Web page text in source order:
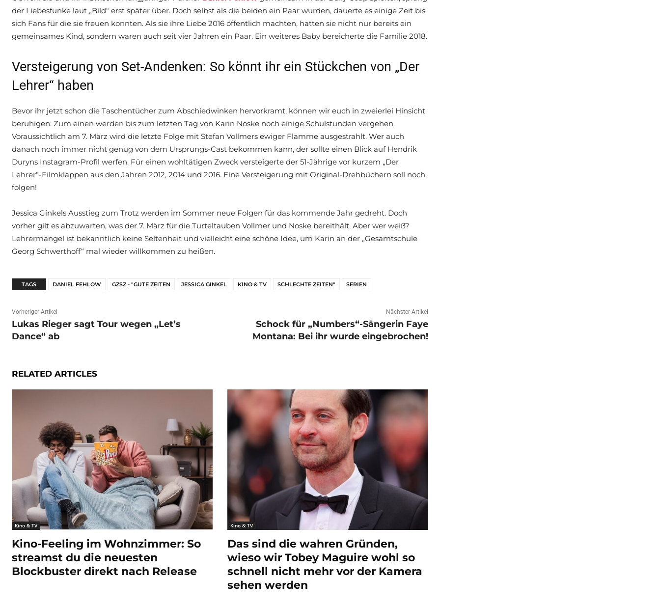
der Liebesfunke laut „Bild“ erst später über. Doch selbst als die beiden ein Paar wurden, dauerte es einige Zeit bis
sich Fans für die sie freuen konnten. Als sie ihre Liebe 2016 öffentlich machten, hatten sie nicht nur bereits ein
gemeinsames Kind, sondern waren auch seit vier Jahren ein Paar. Ein weiteres Baby bereicherte die Familie 2018.
Versteigerung von Set-Andenken: So könnt ihr ein Stückchen von „Der
Lehrer“ haben
Bevor ihr jetzt schon die Taschentücher zum Abschiedwinken hervorkramt, können wir euch in zweierlei Hinsicht
beruhigen: Zum einen werden bis zum letzten Tag von Karin Noske noch einige Schulstunden vergehen.
Voraussichtlich am 7. März wird die letzte Folge mit Stefan Vollmers ewiger Flamme ausgestrahlt. Wer auch
danach noch immer nicht genug von dem Ursprungs-Cast bekommen kann, der sollte einen Blick auf Hendrik
Duryns Instagram-Profil werfen. Für einen wohltätigen Zweck versteigerte der 51-Jährige vor kurzem „Der
Lehrer“-Filmklappen aus den Jahren 2012, 2014 und 2016. Eine Versteigerung mit Original-Drehbüchern soll noch
folgen!
Jessica Ginkels Ausstieg zum Trotz werden im Sommer neue Folgen für das kommende Jahr gedreht. Doch
vorher gilt es abzuwarten, was der 7. März für die Turteltauben Vollmer und Noske bereithält. Aber wer weiß?
Lehrermangel ist bekanntlich keine Seltenheit und vielleicht eine schöne Idee, um Karin an der „Gesamtschule
Georg Schwerthoff“ mal wieder willkommen zu heißen.
TAGS DANIEL FEHLOW GZSZ - "GUTE ZEITEN JESSICA GINKEL KINO & TV SCHLECHTE ZEITEN" SERIEN
Vorheriger Artikel
Lukas Rieger sagt Tour wegen „Let’s
Dance“ ab
Nächster Artikel
Schock für „Numbers“-Sängerin Faye
Montana: Bei ihr wurde eingebrochen!
RELATED ARTICLES
Kino & TV
Kino-Feeling im Wohnzimmer: So
streamst du die neuesten
Blockbuster direkt nach Release
Kino & TV
Das sind die wahren Gründen,
wieso wir Tobey Maguire wohl so
schnell nicht mehr vor der Kamera
sehen werden